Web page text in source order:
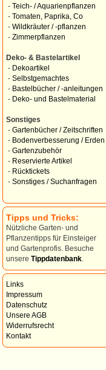
- Teich- / Aquarienpflanzen
- Tomaten, Paprika, Co
- Wildkräuter / -pflanzen
- Zimmerpflanzen
Deko- & Bastelartikel
- Dekoartikel
- Selbstgemachtes
- Bastelbücher / -anleitungen
- Deko- und Bastelmaterial
Sonstiges
- Gartenbücher / Zeitschriften
- Bodenverbesserung / Erden
- Gartenzubehör
- Reservierte Artikel
- Rücktickets
- Sonstiges / Suchanfragen
Tipps und Tricks:
Nützliche Garten- und
Pflanzentipps für Einsteiger
und Gartenprofis. Besuche
unsere Tippdatenbank
Links
Impressum
Datenschutz
Unsere AGB
Widerrufsrecht
Kontakt